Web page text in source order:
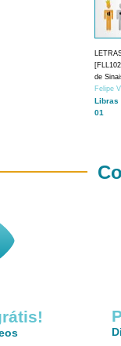
de
Felipe
Libras
01